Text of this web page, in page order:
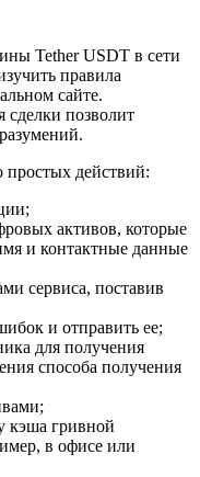
Tether USDT в сети
правила
сайте.
сделки позволит
простых действий:
активов, которые
и контактные данные
сервиса, поставив
и отправить ее;
для получения
способа получения
кэша гривной
в офисе или